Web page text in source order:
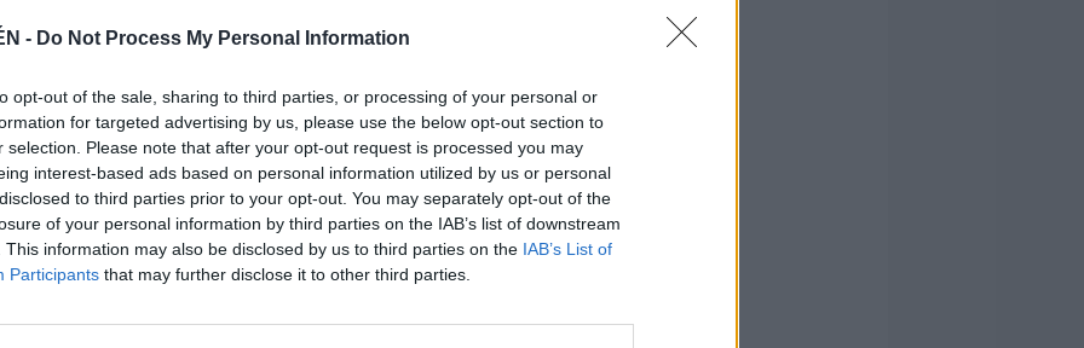
- Do Not Process My Personal Information
opt-out of the sale, sharing to third parties, or processing of your personal or
for targeted advertising by us, please use the below opt-out section to
selection. Please note that after your opt-out request is processed you may
interest-based ads based on personal information utilized by us or personal
to third parties prior to your opt-out. You may separately opt-out of the
of your personal information by third parties on the IAB’s list of downstream
This information may also be disclosed by us to third parties on the IAB’s List of
Participants that may further disclose it to other third parties.
si se ajustan a los requisitos establecidos.
proceden de Canena, Marmolejo, Begíjar, La
Tomé, Santisteban del Puerto, Santiago de la
Arjonilla, Cazorla, Bélmez de la Moraleda,
Cada municipio puede presentar tantas
no supere los 100.000 euros. Los importes
vez, dada la difícil situación económica de
apoyos públicos, incluidos en el Plan de
e instalaciones municipales
de la población afectada. En este sentido,
sufragar gastos que hayan afrontado o deban